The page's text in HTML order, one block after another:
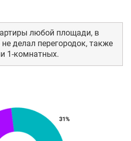
любой площади, в
делал перегородок, также
1-комнатных.